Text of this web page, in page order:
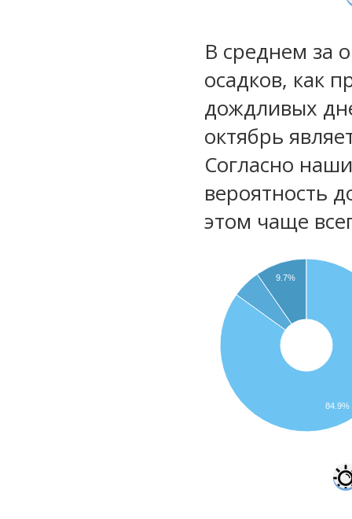
В среднем за
осадков, как
дождливых
октябрь
Согласно
вероятность
этом чаще
9.7%
84.9%